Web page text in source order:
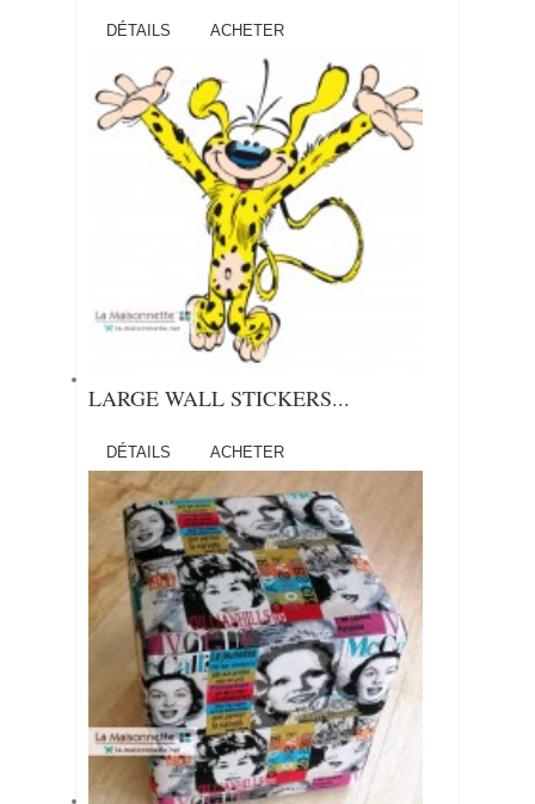
DÉTAILS ACHETER
LARGE WALL STICKERS...
DÉTAILS ACHETER